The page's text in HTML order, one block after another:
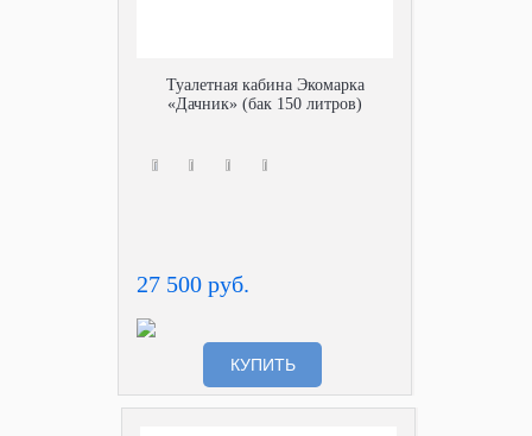
Туалетная кабина Экомарка
«Дачник» (бак 150 литров)
27 500 руб.
КУПИТЬ